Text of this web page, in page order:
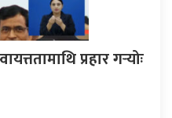
प्रहार गर्‍योः